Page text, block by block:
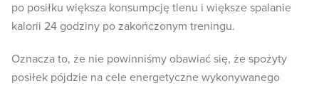
po posiłku większa konsumpcję tlenu i większe spalanie
kalorii 24 godziny po zakończonym treningu.
Oznacza to, że nie powinniśmy obawiać się, że spożyty
posiłek pójdzie na cele energetyczne wykonywanego